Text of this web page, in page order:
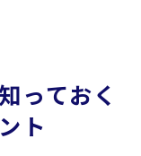
っておく
ト